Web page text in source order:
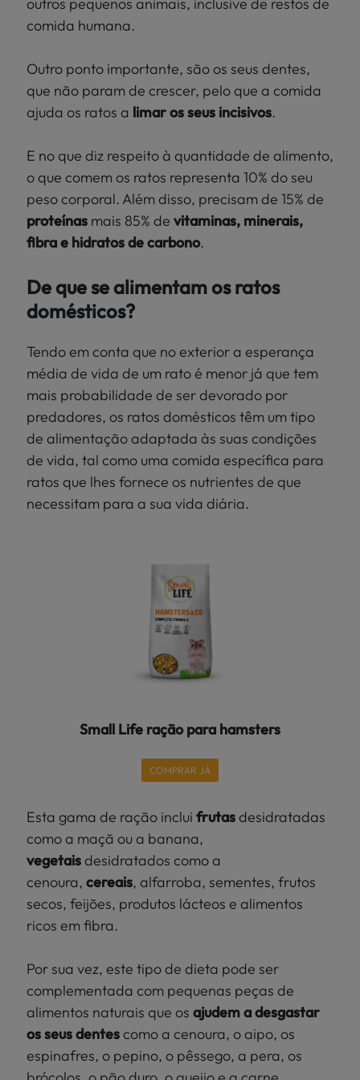
comida humana.
Outro ponto importante, são os seus dentes,
que não param de crescer, pelo que a comida
ajuda os ratos a limar os seus incisivos.
E no que diz respeito à quantidade de alimento,
o que comem os ratos representa 10% do seu
peso corporal. Além disso, precisam de 15% de
proteínas mais 85% de vitaminas, minerais,
fibra e hidratos de carbono.
De que se alimentam os ratos
domésticos?
Tendo em conta que no exterior a esperança
média de vida de um rato é menor já que tem
mais probabilidade de ser devorado por
predadores, os ratos domésticos têm um tipo
de alimentação adaptada às suas condições
de vida, tal como uma comida específica para
ratos que lhes fornece os nutrientes de que
necessitam para a sua vida diária.
Small Life ração para hamsters
COMPRAR JÁ
Esta gama de ração inclui frutasdesidratadas
como a maçã ou a banana,
vegetaisdesidratados como a
cenoura, cereais, alfarroba, sementes, frutos
secos, feijões, produtos lácteos e alimentos
ricos em fibra.
Por sua vez, este tipo de dieta pode ser
complementada com pequenas peças de
alimentos naturais que os ajudem a desgastar
os seus dentescomo a cenoura, o aipo, os
espinafres, o pepino, o pêssego, a pera, os